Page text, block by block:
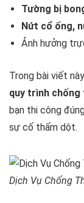
Tường bị
Nứt cổ ống,
Ảnh hưởng
Trong bài viết
quy trình chống
bạn thi công
sự cố thấm dột.
Dịch Vụ Chống